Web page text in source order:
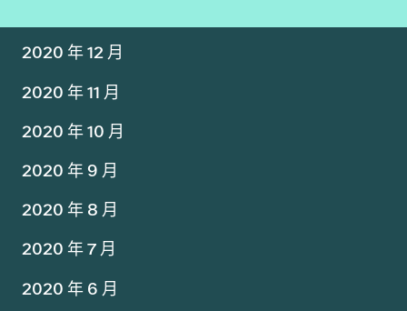
2020 年 12 月
2020 年 11 月
2020 年 10 月
2020 年 9 月
2020 年 8 月
2020 年 7 月
2020 年 6 月